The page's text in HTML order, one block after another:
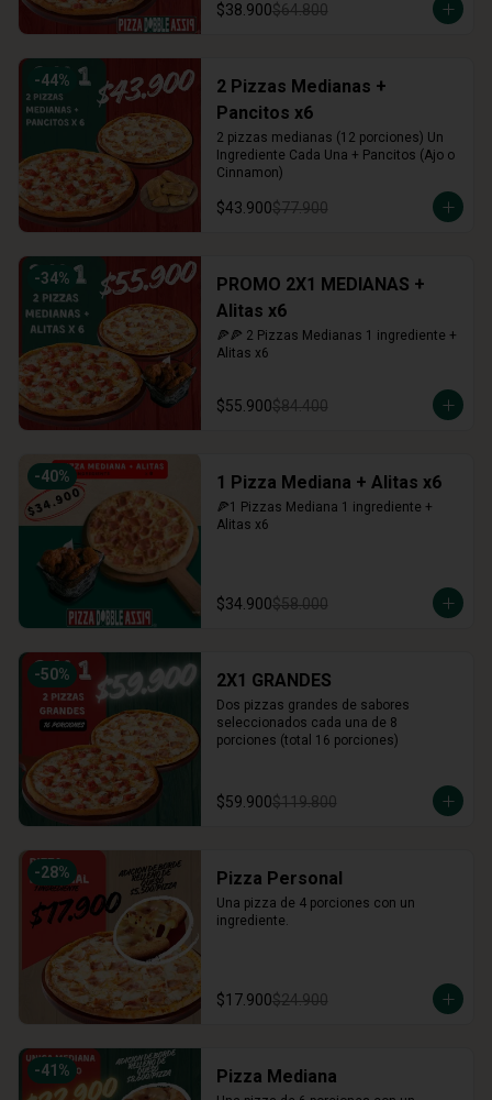
$38.900$64.800
-44%
2 Pizzas Medianas +
Pancitos x6
2 pizzas medianas (12 porciones) Un
Ingrediente Cada Una + Pancitos (Ajo o
Cinnamon)
$43.900$77.900
-34%
PROMO 2X1 MEDIANAS +
Alitas x6
🍕🍕 2 Pizzas Medianas 1 ingrediente +
Alitas x6
$55.900$84.400
-40% 1 Pizza Mediana + Alitas x6
🍕1 Pizzas Mediana 1 ingrediente +
Alitas x6
$34.900$58.000
-50% 2X1 GRANDES
Dos pizzas grandes de sabores
seleccionados cada una de 8
porciones (total 16 porciones)
$59.900$119.800
-28% Pizza Personal
Una pizza de 4 porciones con un
ingrediente.
$17.900$24.900
-41 % Pizza Mediana